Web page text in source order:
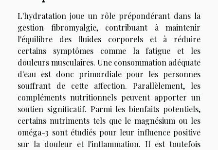
L'hydratation joue un rôle prépondérant dans la
gestion fibromyalgie, contribuant à maintenir
l'équilibre des fluides corporels et à réduire
certains symptômes comme la fatigue et les
douleurs musculaires. Une consommation adéquate
d'eau est donc primordiale pour les personnes
souffrant de cette affection. Parallèlement, les
compléments nutritionnels peuvent apporter un
soutien significatif. Parmi les bienfaits potentiels,
certains nutriments tels que le magnésium ou les
oméga-3 sont étudiés pour leur influence positive
sur la douleur et l'inflammation. Il est toutefois